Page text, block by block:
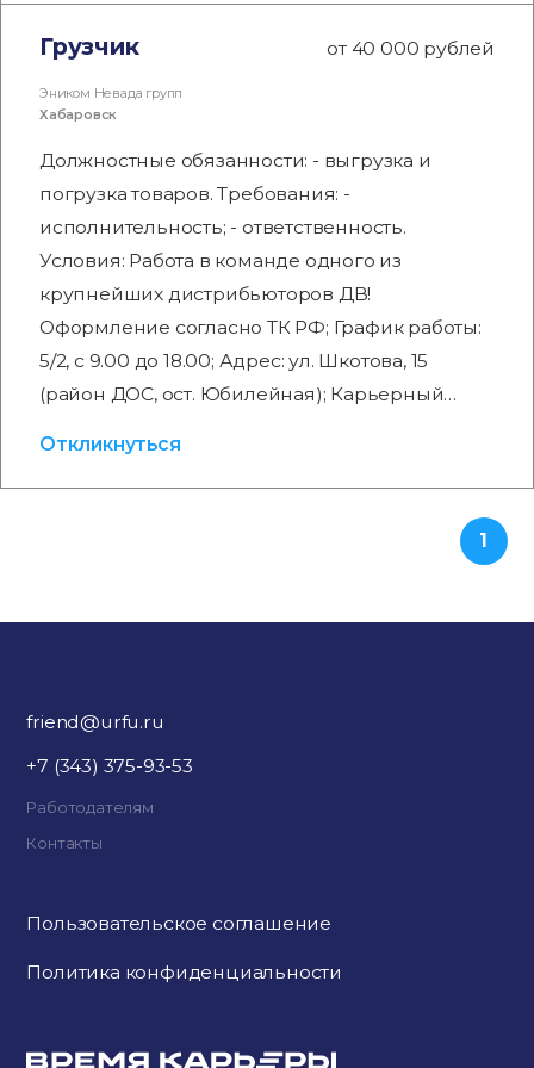
Грузчик от 40 000 рублей
Эником Невада групп
Хабаровск
Должностные обязанности: - выгрузка и
погрузка товаров. Требования: -
исполнительность; - ответственность.
Условия: Работа в команде одного из
крупнейших дистрибьюторов ДВ!
Оформление согласно ТК РФ; График работы:
5/2, с 9.00 до 18.00; Адрес: ул. Шкотова, 15
(район ДОС, ост. Юбилейная); Карьерный…
Откликнуться
1
friend@urfu.ru
+7 (343) 375-93-53
Работодателям
Контакты
Пользовательское соглашение
Политика конфиденциальности